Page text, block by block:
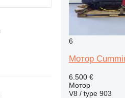
6
Мотор
6.500 €
Мотор
V8 / type 903